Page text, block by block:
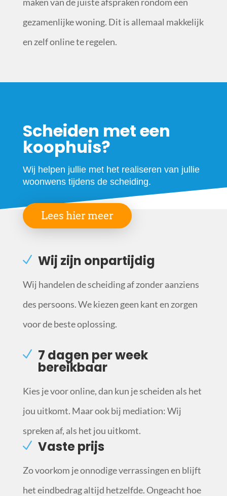
gezamenlijke woning. Dit is allemaal makkelijk
en zelf online te regelen.
Scheiden met een
koophuis?
Wij helpen jullie met het realiseren van jullie
woonwens tijdens de scheiding.
Lees hier meer
Wij zijn onpartijdig
Wij handelen de scheiding af zonder aanziens
des persoons. We kiezen geen kant en zorgen
voor de beste oplossing.
7 dagen per week
bereikbaar
Kies je voor online, dan kun je scheiden als het
jou uitkomt. Maar ook bij mediation: Wij
spreken af, als het jou uitkomt.
Vaste prijs
Zo voorkom je onnodige verrassingen en blijft
het eindbedrag altijd hetzelfde. Ongeacht hoe